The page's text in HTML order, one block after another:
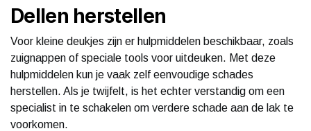
Dellen herstellen
Voor kleine deukjes zijn er hulpmiddelen beschikbaar, zoals
zuignappen of speciale tools voor uitdeuken. Met deze
hulpmiddelen kun je vaak zelf eenvoudige schades
herstellen. Als je twijfelt, is het echter verstandig om een
specialist in te schakelen om verdere schade aan de lak te
voorkomen.